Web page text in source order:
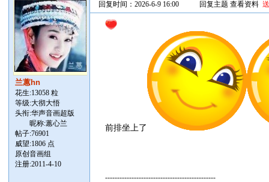
兰蕙hn
花生:13058 粒
等级:大彻大悟
头衔:华声音画超版
昵称:蕙心兰
帖子:76901
威望:1806 点
原创音画组
注册:2011-4-10
回复时间：2026-6-9 16:00 回复主题 查看资料
前排坐上了
----------------------------------------------